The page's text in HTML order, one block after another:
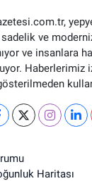
ve
ve insanlara
Haberlerimiz
Haritası